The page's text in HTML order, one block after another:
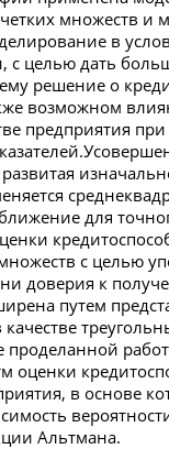
множеств и
в
с целью дать
решение о
возможном
предприятия при
для
с целью
доверия к
путем
проделанной
оценки
в основе
Альтмана.